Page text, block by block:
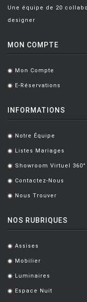
Une équipe de 20
designer
MON COMPTE
. Mon Compte
. E-Réservations
INFORMATIONS
. Notre Équipe
. Listes Mariages
. Showroom Virtuel 360°
. Contactez-Nous
. Nous Trouver
NOS RUBRIQUES
. Assises
. Mobilier
. Luminaires
. Espace Nuit